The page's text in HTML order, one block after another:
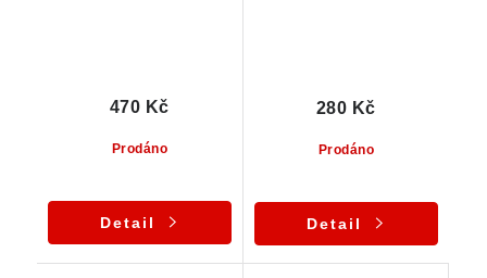
Prodáno
470 Kč
Detail
Prodáno
280 Kč
Detail